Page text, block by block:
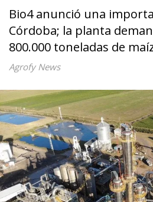
Bio4 anunció una
Córdoba; la planta
800.000 toneladas de
Agrofy News